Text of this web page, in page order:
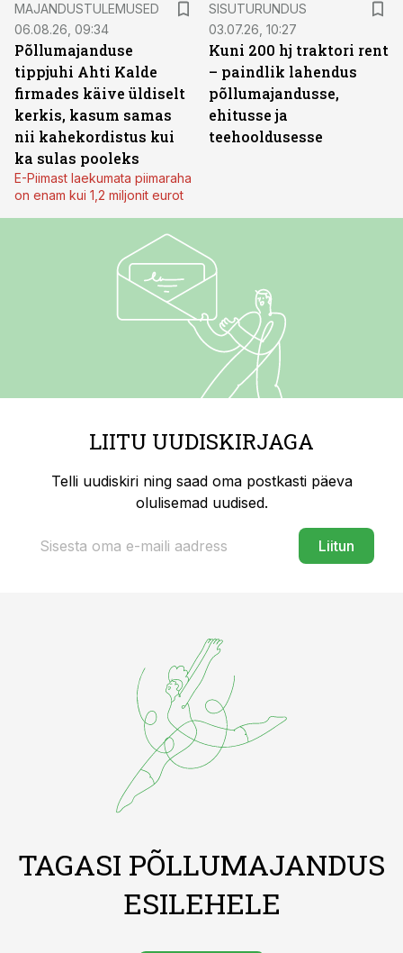
MAJANDUSTULEMUSED
06.08.26, 09:34
Põllumajanduse
tippjuhi Ahti Kalde
firmades käive üldiselt
kerkis, kasum samas
nii kahekordistus kui
ka sulas pooleks
E-Piimast laekumata piimaraha
on enam kui 1,2 miljonit eurot
SISUTURUNDUS
03.07.26, 10:27
Kuni 200 hj traktori rent
– paindlik lahendus
põllumajandusse,
ehitusse ja
teehooldusesse
LIITU UUDISKIRJAGA
Telli uudiskiri ning saad oma postkasti päeva
olulisemad uudised.
Liitun
TAGASI PÕLLUMAJANDUS
ESILEHELE